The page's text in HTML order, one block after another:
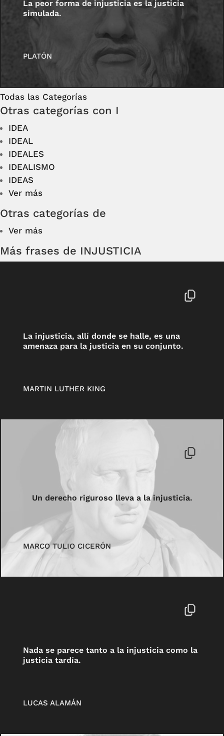
La peor forma de injusticia es la justicia
simulada.
PLATÓN
Todas las Categorías
Otras categorías con I
IDEA
IDEAL
IDEALES
IDEALISMO
IDEAS
Ver más
Otras categorías de
Ver más
Más frases de INJUSTICIA
La injusticia, allí donde se halle, es una
amenaza para la justicia en su conjunto.
MARTIN LUTHER KING
Un derecho riguroso lleva a la injusticia.
MARCO TULIO CICERÓN
Nada se parece tanto a la injusticia como la
justicia tardía.
LUCAS ALAMÁN